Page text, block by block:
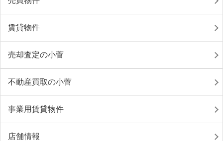
賃貸物件
売却査定の小菅
不動産買取の小菅
事業用賃貸物件
店舗情報